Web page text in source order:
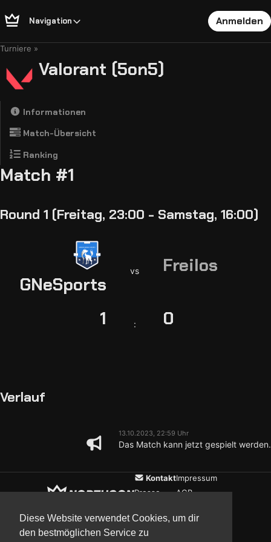
Diese Website verwendet Cookies, um dir
den bestmöglichen Service zu
Navigation Anmelden
Turniere
Valorant (5on5)
Informationen
Match-Übersicht
Ranking
Match #1
Round 1 (Freitag, 23:00 - Samstag, 16:00)
GNeSports
vs Freilos
1 : 0
Verlauf
13.10.2023, 22:59 Uhr
Das Match kann jetzt gespielt werden.
Kontakt
Presse
Impressum
AGB